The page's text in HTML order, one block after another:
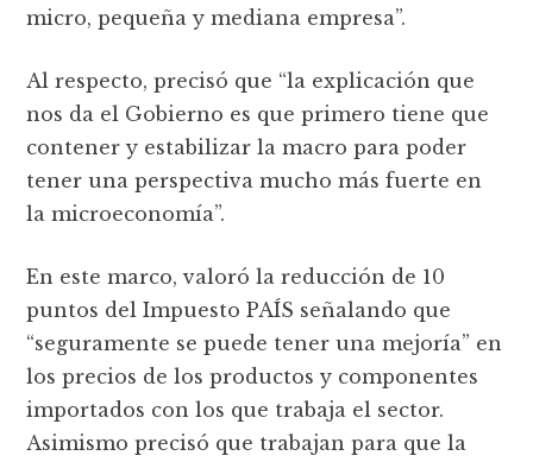
micro, pequeña y mediana empresa”.
Al respecto, precisó que “la explicación que
nos da el Gobierno es que primero tiene que
contener y estabilizar la macro para poder
tener una perspectiva mucho más fuerte en
la microeconomía”.
En este marco, valoró la reducción de 10
puntos del Impuesto PAÍS señalando que
“seguramente se puede tener una mejoría” en
los precios de los productos y componentes
importados con los que trabaja el sector.
Asimismo precisó que trabajan para que la